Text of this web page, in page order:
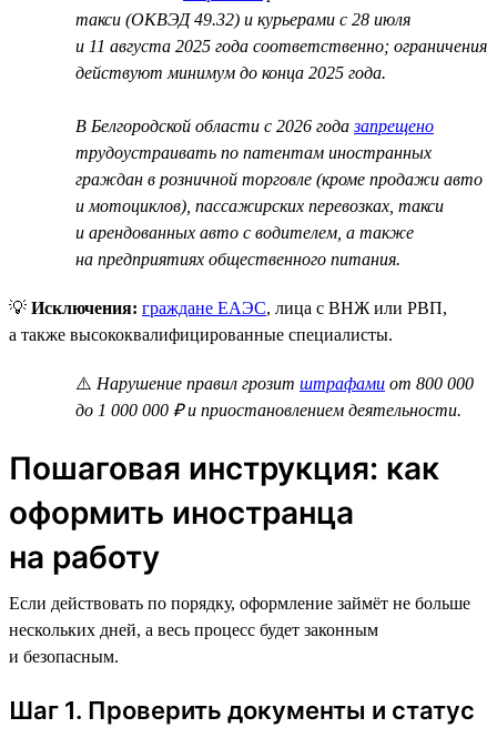
такси (ОКВЭД 49.32) и курьерами с 28 июля
и 11 августа 2025 года соответственно; ограничения
действуют минимум до конца 2025 года.
В Белгородской области с 2026 годазапрещено
трудоустраивать по патентам иностранных
граждан в розничной торговле (кроме продажи авто
и мотоциклов), пассажирских перевозках, такси
и арендованных авто с водителем, а также
на предприятиях общественного питания.
💡 Исключения: граждане ЕАЭС, лица с ВНЖ или РВП,
а также высококвалифицированные специалисты.
⚠️ Нарушение правил грозит штрафами от 800 000
до 1 000 000 ₽ и приостановлением деятельности.
Пошаговая инструкция: как
оформить иностранца
на работу
Если действовать по порядку, оформление займёт не больше
нескольких дней, а весь процесс будет законным
и безопасным.
Шаг 1. Проверить документы и статус